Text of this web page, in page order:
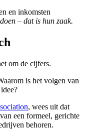
en inkomsten
– dat is hun zaak.
om de cijfers.
is het volgen van
, wees uit dat
een formeel, gerichte
behoren.